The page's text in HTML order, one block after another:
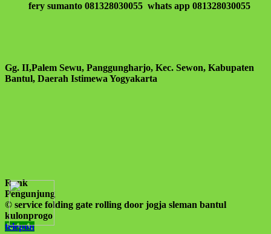
fery sumanto 081328030055 whats app 081328030055
Gg. II,Palem Sewu, Panggungharjo, Kec. Sewon, Kabupaten
Bantul, Daerah Istimewa Yogyakarta
Rank
Pengunjung
© service folding gate rolling door jogja sleman bantul
kulonprogo
telepon